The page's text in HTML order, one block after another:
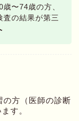
〜74歳の方、
査の結果が第三
の方（医師の診断
す。